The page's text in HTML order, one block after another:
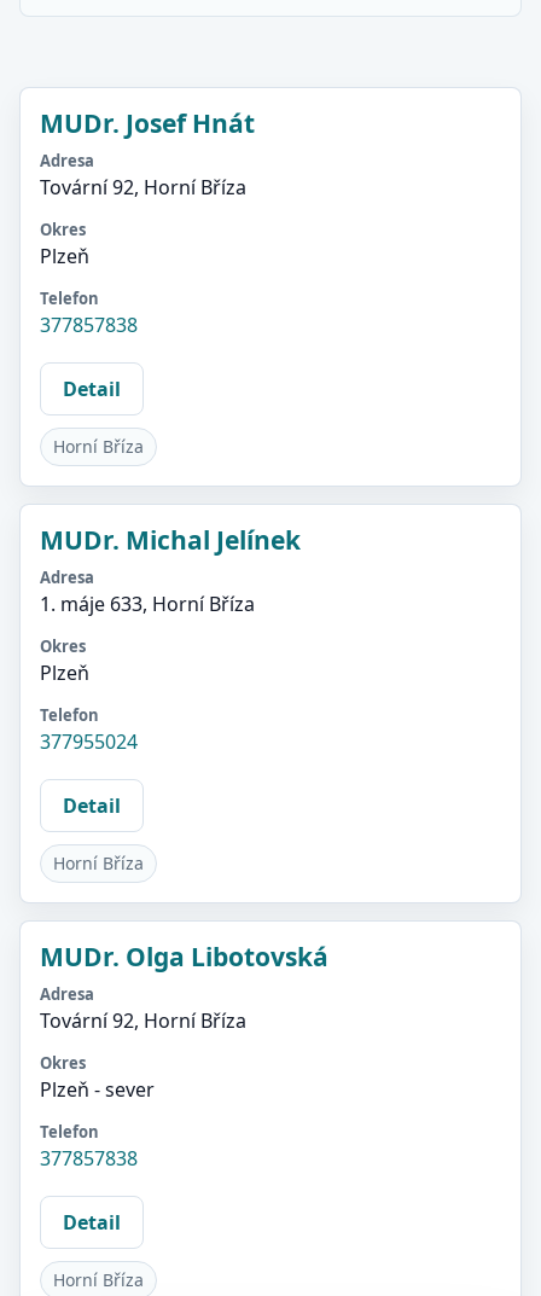
MUDr. Josef Hnát
Adresa
Tovární 92, Horní Bříza
Okres
Plzeň
Telefon
377857838
Detail
Horní Bříza
MUDr. Michal Jelínek
Adresa
1. máje 633, Horní Bříza
Okres
Plzeň
Telefon
377955024
Detail
Horní Bříza
MUDr. Olga Libotovská
Adresa
Tovární 92, Horní Bříza
Okres
Plzeň - sever
Telefon
377857838
Detail
Horní Bříza